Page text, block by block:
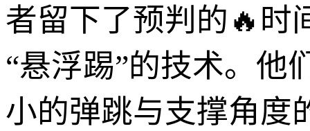
者留下了预判的🔥时
“悬浮踢”的技术。他
小的弹跳与支撑角度